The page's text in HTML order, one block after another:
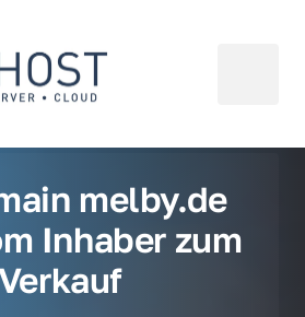
melby.de
Inhaber zum